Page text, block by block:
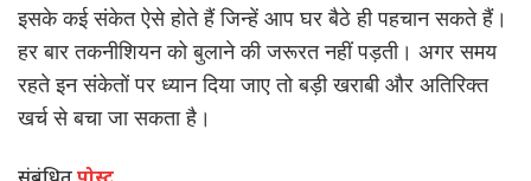
इसके कई संकेत ऐसे होते हैं जिन्हें आप घर बैठे ही पहचान सकते हैं।
हर बार तकनीशियन को बुलाने की जरूरत नहीं पड़ती। अगर समय
रहते इन संकेतों पर ध्यान दिया जाए तो बड़ी खराबी और अतिरिक्त
खर्च से बचा जा सकता है।
संबंधितपोस्ट